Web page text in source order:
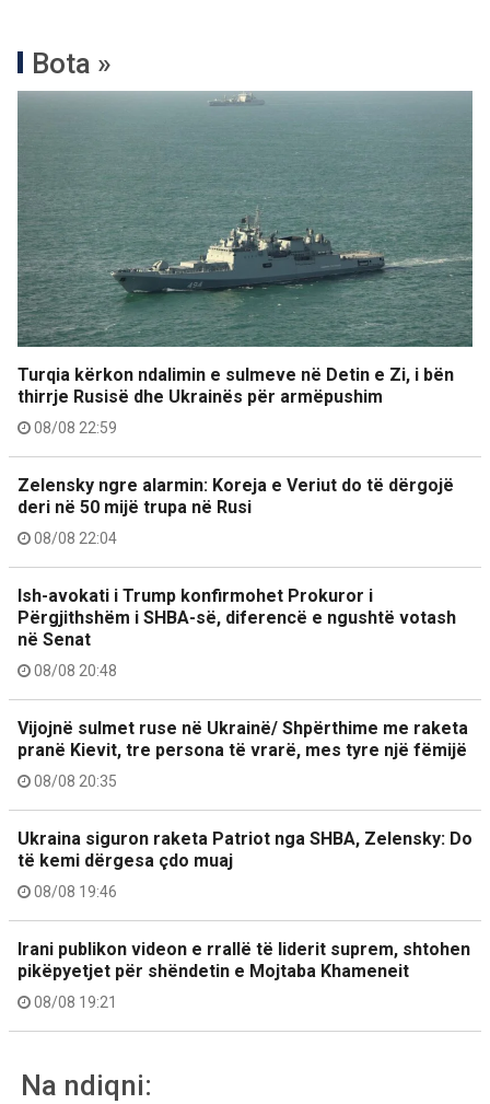
Bota »
Turqia kërkon ndalimin e sulmeve në Detin e Zi, i bën
thirrje Rusisë dhe Ukrainës për armëpushim
08/08 22:59
Zelensky ngre alarmin: Koreja e Veriut do të dërgojë
deri në 50 mijë trupa në Rusi
08/08 22:04
Ish-avokati i Trump konfirmohet Prokuror i
Përgjithshëm i SHBA-së, diferencë e ngushtë votash
në Senat
08/08 20:48
Vijojnë sulmet ruse në Ukrainë/ Shpërthime me raketa
pranë Kievit, tre persona të vrarë, mes tyre një fëmijë
08/08 20:35
Ukraina siguron raketa Patriot nga SHBA, Zelensky: Do
të kemi dërgesa çdo muaj
08/08 19:46
Irani publikon videon e rrallë të liderit suprem, shtohen
pikëpyetjet për shëndetin e Mojtaba Khameneit
08/08 19:21
Na ndiqni: